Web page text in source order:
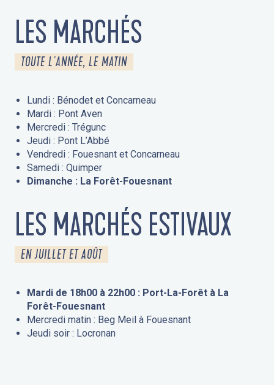
LES MARCHÉS
TOUTE L'ANNÉE, LE MATIN
Lundi : Bénodet et Concarneau
Mardi : Pont Aven
Mercredi : Trégunc
Jeudi : Pont L’Abbé
Vendredi : Fouesnant et Concarneau
Samedi : Quimper
Dimanche : La Forêt-Fouesnant
LES MARCHÉS ESTIVAUX
EN JUILLET ET AOÛT
Mardi de 18h00 à 22h00 : Port-La-Forêt à La
Forêt-Fouesnant
Mercredi matin : Beg Meil à Fouesnant
Jeudi soir : Locronan